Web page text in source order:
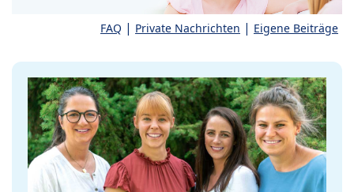
FAQ | Private Nachrichten | Eigene Beiträge